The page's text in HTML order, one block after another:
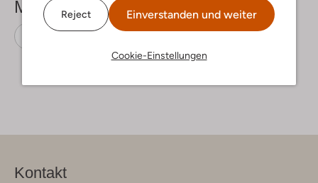
Reject Einverstanden und weiter
Cookie-Einstellungen
Mehr sehen
Kontakt